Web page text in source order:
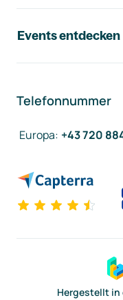
Events entdecken
Telefonnummer
Europa: +43 720
Hergestellt in